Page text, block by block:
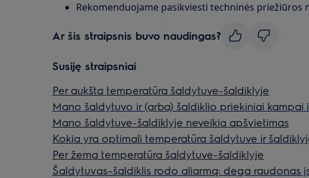
Rekomenduojame pasikviesti techninės priežiūros
Ar šis straipsnis buvo naudingas?
Susiję straipsniai
Per aukšta temperatūra šaldytuve-šaldiklyje
Mano šaldytuvo ir (arba) šaldiklio priekiniai kampai
Mano šaldytuve-šaldiklyje neveikia apšvietimas
Kokia yra optimali temperatūra šaldytuve ir
Per žema temperatūra šaldytuve-šaldiklyje
Šaldytuvas–šaldiklis rodo aliarmą: dega raudonas